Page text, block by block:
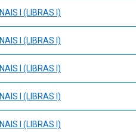
I (LIBRAS I)
I (LIBRAS I)
I (LIBRAS I)
I (LIBRAS I)
I (LIBRAS I)